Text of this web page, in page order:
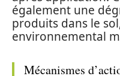
également une
produits dans le
environnemental
Mécanismes